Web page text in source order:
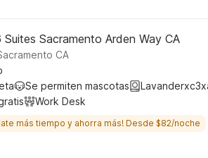
Sacramento Arden Way CA
CA
Se permiten mascotas
Work Desk
más tiempo y ahorra más! Desde $82/noche